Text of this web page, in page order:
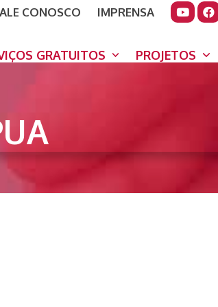
CONOSCO
IMPRENSA
GRATUITOS PROJETOS